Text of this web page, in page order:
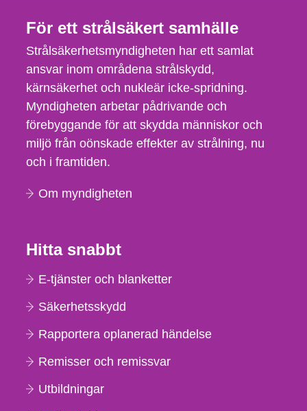
För ett strålsäkert samhälle
Strålsäkerhetsmyndigheten har ett samlat
ansvar inom områdena strålskydd,
kärnsäkerhet och nukleär icke-spridning.
Myndigheten arbetar pådrivande och
förebyggande för att skydda människor och
miljö från oönskade effekter av strålning, nu
och i framtiden.
Om myndigheten
Hitta snabbt
E-tjänster och blanketter
Säkerhetsskydd
Rapportera oplanerad händelse
Remisser och remissvar
Utbildningar